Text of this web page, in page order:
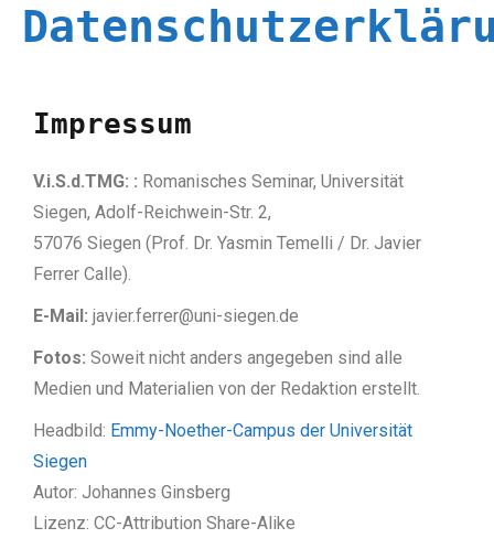
Impressum
V.i.S.d.TMG: : Romanisches Seminar, Universität
Siegen, Adolf-Reichwein-Str. 2,
57076 Siegen (Prof. Dr. Yasmin Temelli / Dr. Javier
Ferrer Calle).
E-Mail: javier.ferrer@uni-siegen.de
Fotos: Soweit nicht anders angegeben sind alle
Medien und Materialien von der Redaktion erstellt.
Headbild: Emmy-Noether-Campus der Universität
Siegen
Autor: Johannes Ginsberg
Lizenz: CC-Attribution Share-Alike